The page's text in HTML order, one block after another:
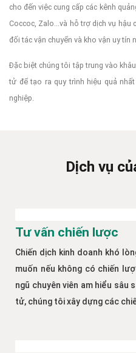
cho đến việc cung cấp các kênh
Coccoc, Zalo...và hỗ trợ dịch vụ hậu
đối tác vận chuyển và kho vận uy tín
Đặc biệt chúng tôi tập trung vào
tử để tạo ra quy trình hiệu quả
nghiệp.
Dịch vụ
Tư vấn chiến lược
Chiến dịch kinh doanh khó
muốn nếu không có chiến
ngũ chuyên viên am hiểu sâu
tử, chúng tôi xây dựng các